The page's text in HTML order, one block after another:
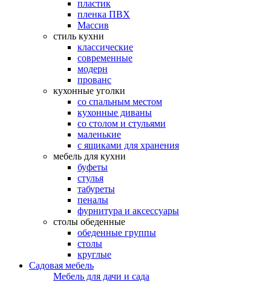
пластик
пленка ПВХ
Массив
стиль кухни
классические
современные
модерн
прованс
кухонные уголки
со спальным местом
кухонные диваны
со столом и стульями
маленькие
с ящиками для хранения
мебель для кухни
буфеты
стулья
табуреты
пеналы
фурнитура и аксессуары
столы обеденные
обеденные группы
столы
круглые
Садовая мебель
Мебель для дачи и сада